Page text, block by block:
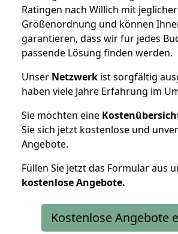
Ratingen nach Willich mit jeglicher
Größenordnung und können
garantieren, dass wir für jedes
passende Lösung finden werden.
Unser Netzwerk ist sorgfältig
haben viele Jahre Erfahrung im
Sie möchten eine
Sie sich jetzt kostenlose und
Angebote.
Füllen Sie jetzt das Formular aus
kostenloseAngebote.
Kostenlose Angebote